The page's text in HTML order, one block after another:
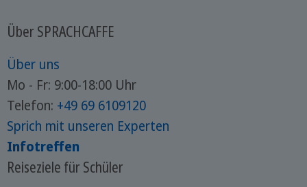
Über SPRACHCAFFE
Über uns
Mo - Fr: 9:00-18:00 Uhr
Telefon: +49 69 6109120
Sprich mit unseren Experten
Infotreffen
Reiseziele für Schüler